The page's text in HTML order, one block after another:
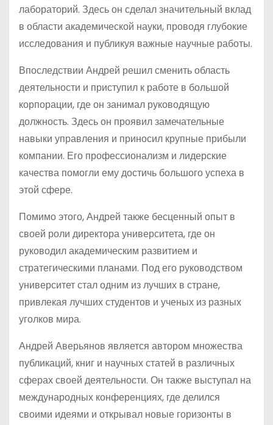
лабораторий. Здесь он сделал значительный вклад
в области академической науки, проводя глубокие
исследования и публикуя важные научные работы.
Впоследствии Андрей решил сменить область
деятельности и приступил к работе в большой
корпорации, где он занимал руководящую
должность. Здесь он проявил замечательные
навыки управления и приносил крупные прибыли
компании. Его профессионализм и лидерские
качества помогли ему достичь большого успеха в
этой сфере.
Помимо этого, Андрей также бесценный опыт в
своей роли директора университета, где он
руководил академическим развитием и
стратегическими планами. Под его руководством
университет стал одним из лучших в стране,
привлекая лучших студентов и ученых из разных
уголков мира.
Андрей Аверьянов является автором множества
публикаций, книг и научных статей в различных
сферах своей деятельности. Он также выступал на
международных конференциях, где делился
своими идеями и открывал новые горизонты в